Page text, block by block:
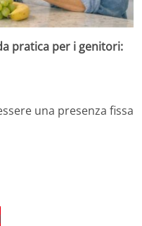
pratica per i genitori:
una presenza fissa